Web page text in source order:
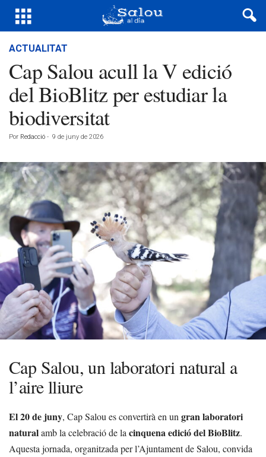
ACTUALITAT
Cap Salou acull la V edició
del BioBlitz per estudiar la
biodiversitat
Por Redacció - 9 de juny de 2026
Cap Salou, un laboratori natural a
l’aire lliure
El 20 de juny, Cap Salou es convertirà en un gran laboratori
naturalamb la celebració de la cinquena edició del BioBlitz.
Aquesta jornada, organitzada per l’Ajuntament de Salou, convida